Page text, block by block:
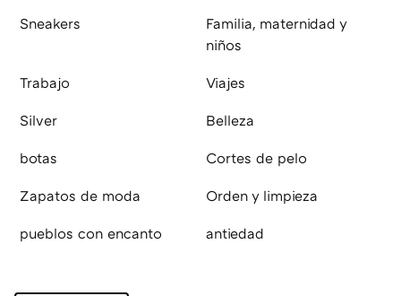
Sneakers
Familia, maternidad y
niños
Trabajo Viajes
Silver Belleza
botas Cortes de pelo
Zapatos de moda Orden y limpieza
pueblos con encanto antiedad